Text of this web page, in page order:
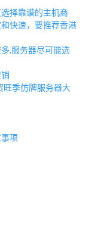
择靠谱的主机商
快速，要推荐香港
,服务器尽可能选
旺季仿牌服务器大
项